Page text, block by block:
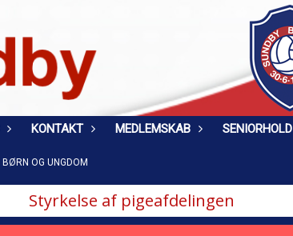
KONTAKT MEDLEMSKAB SENIORHOLD
BØRN OG UNGDOM
Styrkelse af pigeafdelingen